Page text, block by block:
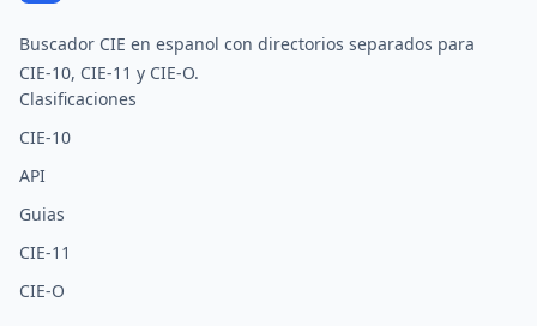
Buscador CIE en espanol con directorios separados para
CIE-10, CIE-11 y CIE-O.
Clasificaciones
CIE-10
API
Guias
CIE-11
CIE-O